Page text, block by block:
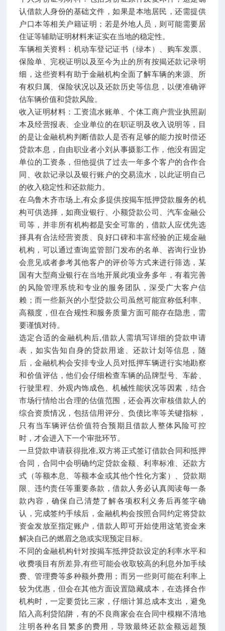
认借款人身份的基础文件，如果是本地居民，还需提供
户口本等相关户籍证明；若是外地人员，则可能需要居
住证等辅助证明材料来证实在当地的稳定性。
车辆相关资料：机动车登记证书（绿本）、购车发票、
保险单、完税证明以及至今为止的所有按揭还款记录明
细，这些资料有助于金融机构全面了解车辆的来源、所
有权归属、保险状况以及还款历史等信息，以便准确评
估车辆价值和贷款风险。
收入证明材料：工资流水账单、个体工商户营业执照副
本及经营报表、企业单位的在职证明及收入说明等，目
的是让金融机构判断借款人是否有足够的能力按时偿还
贷款本息，自由职业者小刘从事摄影工作，他没有固定
单位的工资条，但他提供了过去一年多个客户的合作合
同、收款记录以及银行账户的交易流水，以此证明自己
的收入稳定性和还款能力。
在乌鲁木齐市场上,有众多提供按揭车抵押贷款服务的机
构可供选择，如商业银行、小额贷款公司、汽车金融公
司等，并非所有机构都是安全可靠的，借款人应优先选
择具有合法经营资质、良好口碑和丰富经验的正规金融
机构，可以通过查询监管部门发布的名单、咨询行业协
会意见或者参考其他客户的评价等方式来进行筛选，某
国有大型商业银行在当地开展此项业务多年，有着完善
的风险管理系统和专业的服务团队，深受广大客户信
赖；而一些新兴的小型贷款公司虽然可能宣称低利率、
高额度，但在合规性和服务质量方面可能存在隐患，需
要谨慎对待。
选定合适的金融机构后,借款人需填写详细的贷款申请
表，如实告知自身的贷款用途、还款计划等信息，随
后，金融机构会安排专业人员对抵押车辆进行实地勘察
和价值评估，他们会仔细检查车辆的品牌型号、车龄、
行驶里程、外观内饰成色、机械性能状况等因素，结合
市场行情给出合理的估值范围，还会再次审核借款人的
综合资质情况，包括信用评分、负债比率等关键指标，
只有当车辆评估价值符合预期且借款人整体风险可控
时，才会进入下一个审批环节。
一旦贷款申请获得批准,双方将正式签订借款合同和抵押
合同，合同中会明确约定贷款金额、利率标准、还款方
式（等额本息、等额本金或其他个性化方案）、贷款期
限、违约责任等重要条款，借款人务必认真阅读每一条
款内容，确保自己清楚了解各项权利义务后再签字确
认，完成签约手续后，金融机构会按照合同约定将贷款
资金发放至指定账户，借款人即可开始使用这笔资金来
解决自己的燃眉之急或实现预定目标。
不同的金融机构针对按揭车抵押贷款设定的利率水平和
收费项目有所差异,有些可能会收取较高的利息外加手续
费、管理费等多种额外费用；而另一些则可能在利率上
较为优惠，但会在其他方面设置隐藏成本，在选择合作
机构时，一定要货比三家，仔细计算总成本支出，避免
陷入高利贷陷阱，有的不良商家会在合同中模糊不清地
注明各种名目繁多的费用，导致最终还款金额远超预